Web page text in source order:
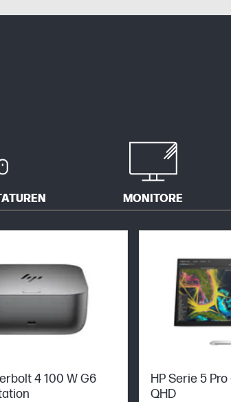
MONITORE
4 100 W G6
HP Serie 5 Pro
QHD